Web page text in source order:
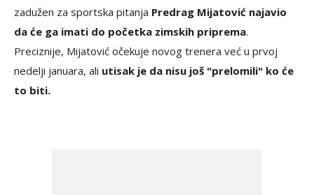
zadužen za sportska pitanja Predrag Mijatović najavio
da će ga imati do početka zimskih priprema.
Preciznije, Mijatović očekuje novog trenera već u prvoj
nedelji januara, ali utisak je da nisu još "prelomili" ko će
to biti.